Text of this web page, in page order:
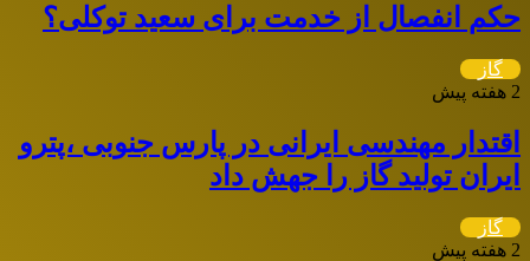
حکم انفصال از خدمت برای سعید توکلی؟
گاز
2 هفته پیش
اقتدار مهندسی ایرانی در پارس جنوبی ،پترو
ایران تولید گاز را جهش داد
گاز
2 هفته پیش